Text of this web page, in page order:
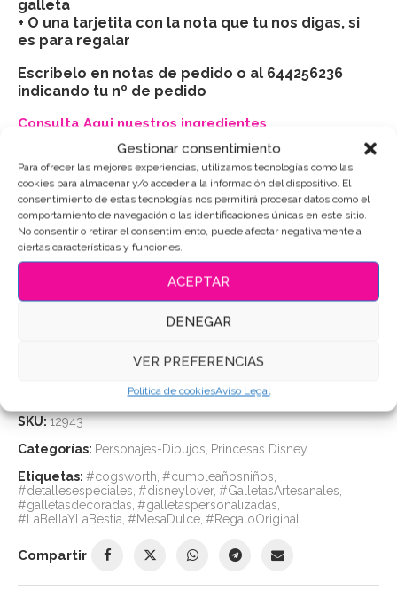
Gestionar consentimiento
Para ofrecer las mejores experiencias, utilizamos tecnologías como las
cookies para almacenar y/o acceder a la información del dispositivo. El
consentimiento de estas tecnologías nos permitirá procesar datos como el
comportamiento de navegación o las identificaciones únicas en este sitio.
No consentir o retirar el consentimiento, puede afectar negativamente a
ciertas características y funciones.
ACEPTAR
DENEGAR
VER PREFERENCIAS
Política de cookiesAviso Legal
galleta
+ O una tarjetita con la nota que tu nos digas, si
es para regalar
Escribelo en notas de pedido o al 644256236
indicando tu nº de pedido
Consulta Aqui nuestros ingredientes
CONSERVACIÓN:
Mantener cerradas, en un lugar fresco y seco (sin
nevera).
Duración: hasta 2 mesesen perfectas condiciones.
Puedes consultar los ingredientes
SKU:12943
Categorías: Personajes-Dibujos Princesas Disney
Etiquetas: #cogsworth #cumpleañosniños
#detallesespeciales #disneylover, #GalletasArtesanales
#galletasdecoradas #galletaspersonalizadas
#LaBellaYLaBestia #MesaDulce #RegaloOriginal
Compartir